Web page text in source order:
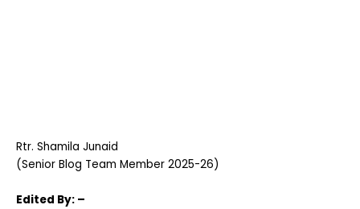
Rtr. Shamila Junaid
(Senior Blog Team Member 2025-26)
Edited By: –